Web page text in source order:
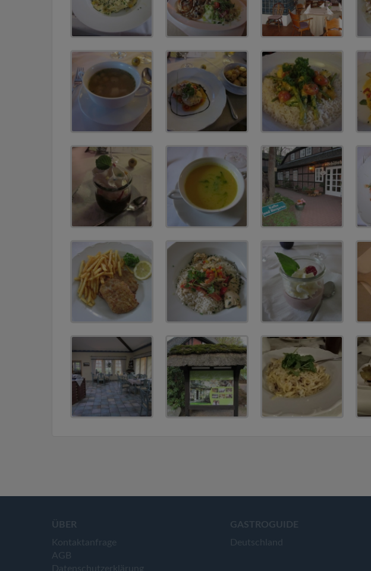
ÜBER
Kontaktanfrage
AGB
Datenschutzerklärung
GASTROGUIDE
Deutschland